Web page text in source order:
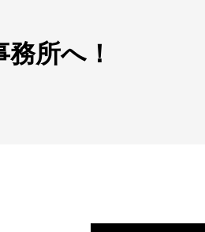
所へ！